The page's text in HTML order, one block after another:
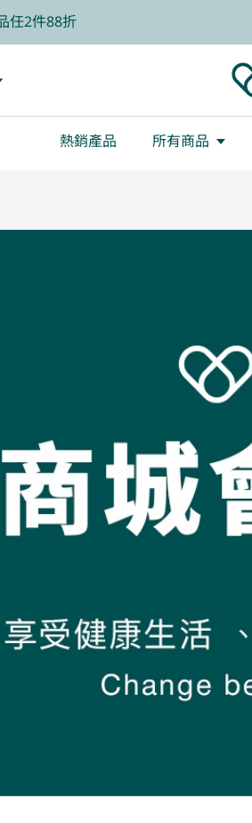
殼素66折起
任2件88折
熱銷產品 所有商品